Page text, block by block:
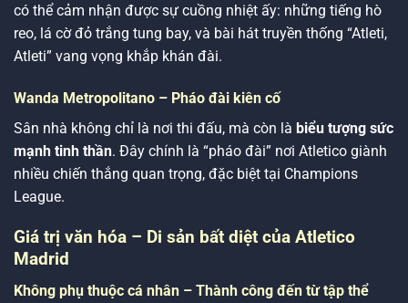
có thể cảm nhận được sự cuồng nhiệt ấy: những tiếng hò
reo, lá cờ đỏ trắng tung bay, và bài hát truyền thống “Atleti,
Atleti” vang vọng khắp khán đài.
Wanda Metropolitano – Pháo đài kiên cố
Sân nhà không chỉ là nơi thi đấu, mà còn là biểu tượng sức
mạnh tinh thần. Đây chính là “pháo đài” nơi Atletico giành
nhiều chiến thắng quan trọng, đặc biệt tại Champions
League.
Giá trị văn hóa – Di sản bất diệt của Atletico
Madrid
Không phụ thuộc cá nhân – Thành công đến từ tập thể